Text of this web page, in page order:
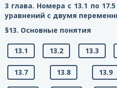
3 глава. Номера с 13.1 по
уравнений с двумя
§13. Основные понятия
13.1 13.2 13.3
13.7 13.8 13.9